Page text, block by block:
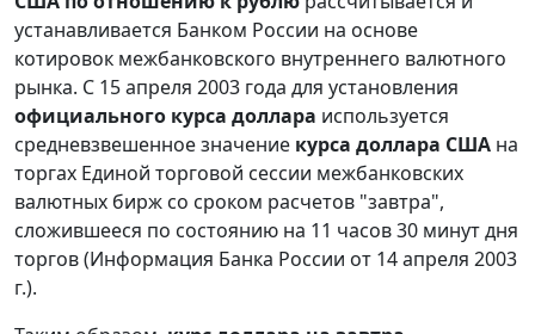
устанавливается Банком России на основе
котировок межбанковского внутреннего валютного
рынка. С 15 апреля 2003 года для установления
официального курса доллара используется
средневзвешенное значение курса доллара США на
торгах Единой торговой сессии межбанковских
валютных бирж со сроком расчетов "завтра",
сложившееся по состоянию на 11 часов 30 минут дня
торгов (Информация Банка России от 14 апреля 2003
г.).